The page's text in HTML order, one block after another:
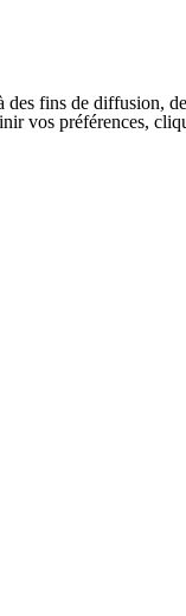
des fins de diffusion,
vos préférences,